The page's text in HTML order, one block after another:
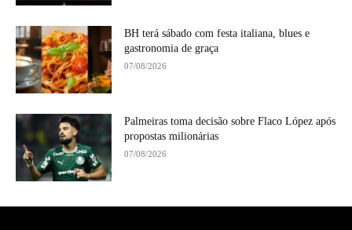
BH terá sábado com festa italiana, blues e
gastronomia de graça
07/08/2026
Palmeiras toma decisão sobre Flaco López após
propostas milionárias
07/08/2026